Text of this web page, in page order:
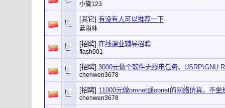
小旋123
[其它] 有没有人可以推荐一下
蓝雨林
[招聘] 在线课业辅导招聘
flash001
[招聘] 3000元做个软件无线电任务、USRP\GNU
chenwen3678
[招聘] 11000元做omnet或opnet的网络仿真，不坐
chenwen3678